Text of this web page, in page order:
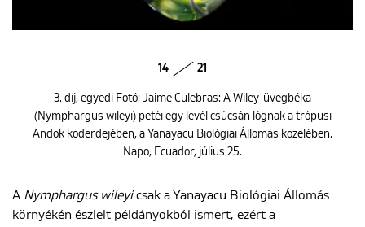
14 21
3. díj, egyedi Fotó: Jaime Culebras: A Wiley-üvegbéka
(Nymphargus wileyi) petéi egy levél csúcsán lógnak a trópusi
Andok köderdejében, a Yanayacu Biológiai Állomás közelében.
Napo, Ecuador, július 25.
A Nymphargus wileyicsak a Yanayacu Biológiai Állomás
környékén észlelt példányokból ismert, ezért a